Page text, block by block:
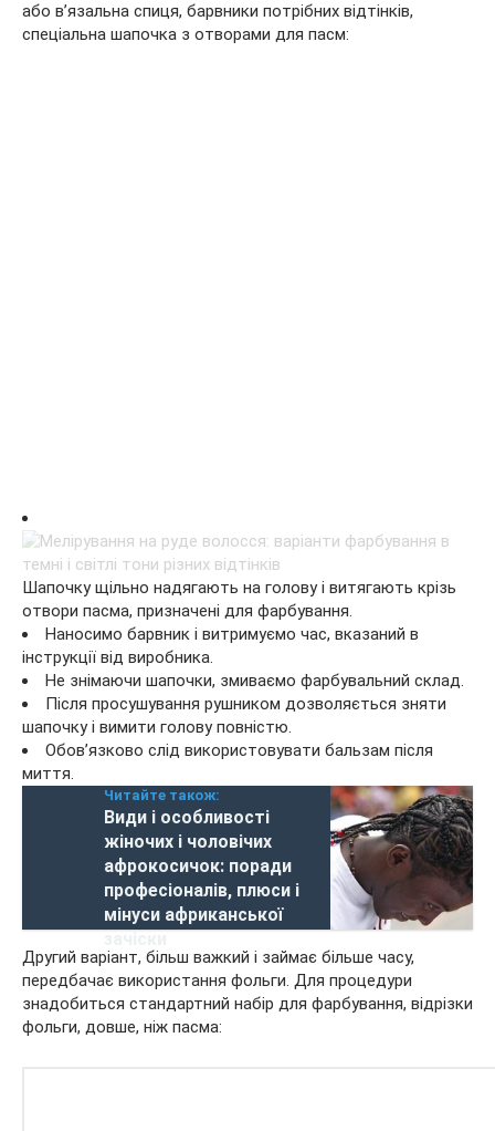
або в’язальна спиця, барвники потрібних відтінків,
спеціальна шапочка з отворами для пасм:
Шапочку щільно надягають на голову і витягають крізь
отвори пасма, призначені для фарбування.
Наносимо барвник і витримуємо час, вказаний в
інструкції від виробника.
Не знімаючи шапочки, змиваємо фарбувальний склад.
Після просушування рушником дозволяється зняти
шапочку і вимити голову повністю.
Обов’язково слід використовувати бальзам після
миття.
Читайте також:
Види і особливості
жіночих і чоловічих
афрокосичок: поради
професіоналів, плюси і
мінуси африканської
Другий варіант, більш важкий і займає більше часу,
передбачає використання фольги. Для процедури
знадобиться стандартний набір для фарбування, відрізки
фольги, довше, ніж пасма: